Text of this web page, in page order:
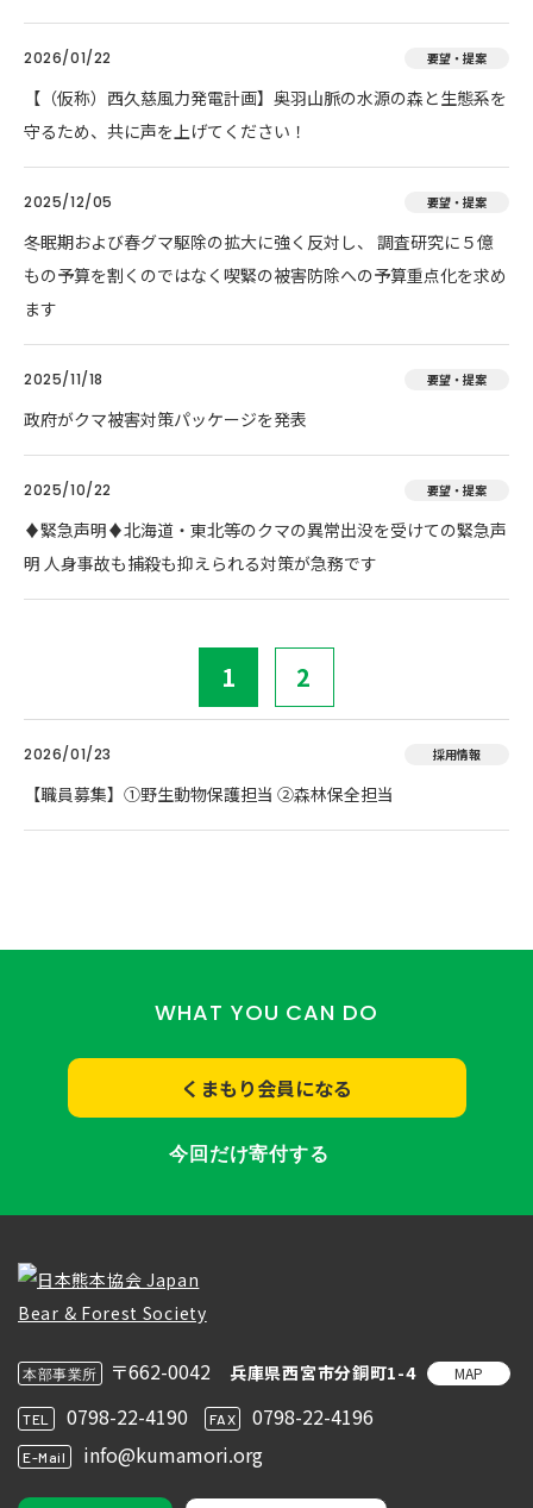
2026/01/22 要望・提案
【（仮称）西久慈風力発電計画】奥羽山脈の水源の森と生態系を
守るため、共に声を上げてください！
2025/12/05 要望・提案
冬眠期および春グマ駆除の拡大に強く反対し、 調査研究に５億
もの予算を割くのではなく喫緊の被害防除への予算重点化を求め
ます
2025/11/18 要望・提案
政府がクマ被害対策パッケージを発表
2025/10/22 要望・提案
♦️緊急声明♦️北海道・東北等のクマの異常出没を受けての緊急声
明 人身事故も捕殺も抑えられる対策が急務です
1 2
2026/01/23 採用情報
【職員募集】①野生動物保護担当 ②森林保全担当
WHAT YOU CAN DO
くまもり会員になる
今回だけ寄付する
本部事業所 〒662-0042 兵庫県西宮市分銅町1-4 MAP
TEL 0798-22-4190 FAX 0798-22-4196
E-Mail info@kumamori.org